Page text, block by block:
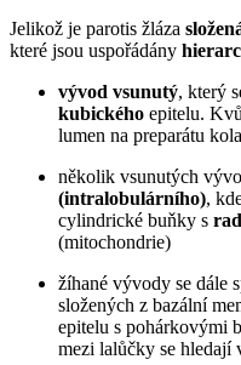
Jelikož je parotis žláza
které jsou uspořádány
vývod vsunutý, který
kubického epitelu.
lumen na preparátu
několik vsunutých
(intralobulárního),
cylindrické buňky s
(mitochondrie)
žíhané vývody se dále
složených z bazální
epitelu s pohárkovými
mezi lalůčky se hledají